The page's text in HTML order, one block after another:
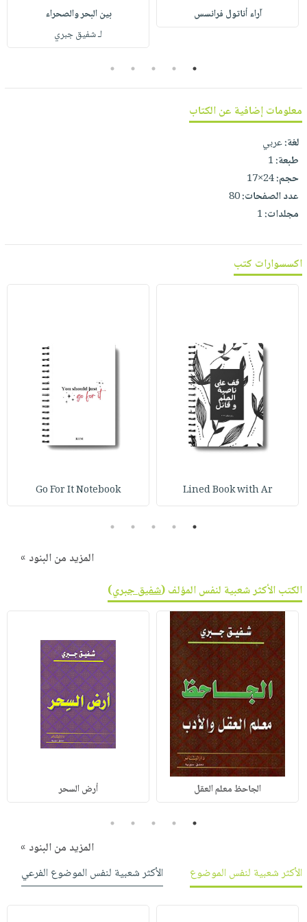
صابون
أطفال
فيديوهات
أسئلة
خدمات
نيل
وفرات
انشر
كتابك
تواصل
معنا
الإصدارات
آراء أناتول فرانسس
بين البحر والصحراء
لـ شفيق جبري
1
2
3
4
5
معلومات إضافية عن الكتاب
لغة:عربي
طبعة:1
حجم:24×17
عدد الصفحات:80
مجلدات:1
اكسسوارات كتب
Lined Book with Ar
Go For It Notebook
1
2
3
4
5
المزيد من البنود »
الكتب الأكثر شعبية لنفس المؤلف (شفيق جبري)
الجاحظ معلم العقل أرض السحر
1
2
3
4
5
المزيد من البنود »
الأكثر شعبية لنفس الموضوع
الأكثر شعبية لنفس الموضوع الفرعي